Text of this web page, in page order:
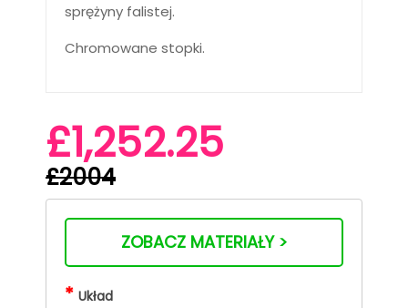
sprężyny falistej.
Chromowane stopki.
£1,252.25
£2004
ZOBACZ MATERIAŁY >
* Układ